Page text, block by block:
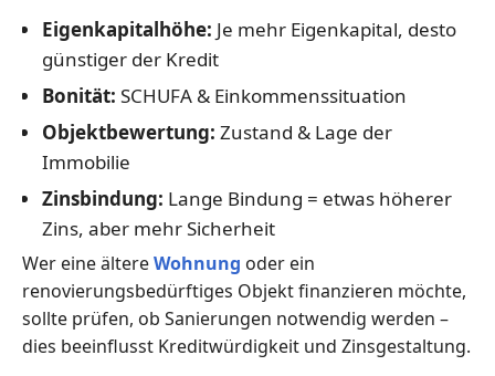
Eigenkapitalhöhe: Je mehr Eigenkapital, desto
günstiger der Kredit
Bonität: SCHUFA & Einkommenssituation
Objektbewertung: Zustand & Lage der
Immobilie
Zinsbindung: Lange Bindung = etwas höherer
Zins, aber mehr Sicherheit
Wer eine ältereWohnung oder ein
renovierungsbedürftiges Objekt finanzieren möchte,
sollte prüfen, ob Sanierungen notwendig werden –
dies beeinflusst Kreditwürdigkeit und Zinsgestaltung.